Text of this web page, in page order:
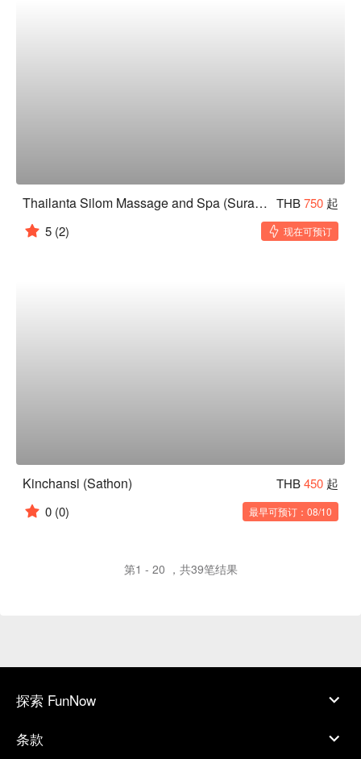
Thailanta Silom Massage and Spa (Surawong) THB750 起
5 (2) 现在可预订
Kinchansi (Sathon) THB450 起
0 (0) 最早可预订：08/10
第1 - 20 ，共39笔结果
探索 FunNow
条款